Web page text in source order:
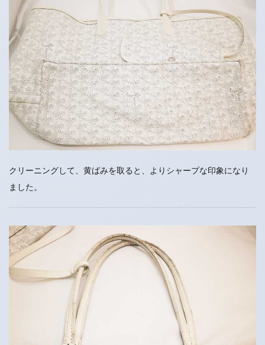
クリーニングして、黄ばみを取ると、よりシャープな印象になり
ました。